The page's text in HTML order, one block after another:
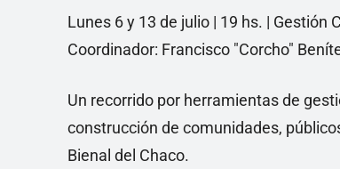
Lunes 6 y 13 de julio | 19 hs. | Gestión
Coordinador: Francisco "Corcho"
Un recorrido por herramientas de
construcción de comunidades,
Bienal del Chaco.